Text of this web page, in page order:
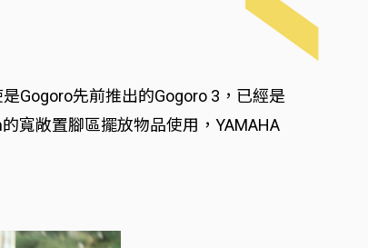
Gogoro先前推出的Gogoro 3，已經是
寬敞置腳區擺放物品使用，YAMAHA